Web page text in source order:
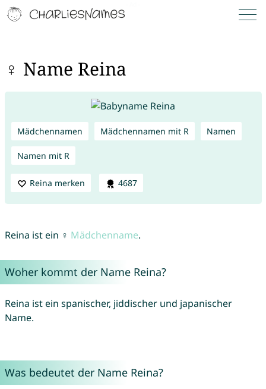
♀ Name Reina
Mädchennamen Mädchennamen mit R Namen
Namen mit R
Reina merken 4687
Reina ist ein ♀ Mädchenname.
Woher kommt der Name Reina?
Reina ist ein spanischer, jiddischer und japanischer
Name.
Was bedeutet der Name Reina?